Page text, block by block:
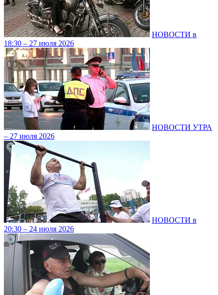
НОВОСТИ в
18:30 – 27 июля 2026
НОВОСТИ УТРА
– 27 июля 2026
НОВОСТИ в
20:30 – 24 июля 2026